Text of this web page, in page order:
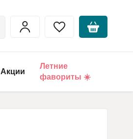
Акции
Летние
фавориты ☀️